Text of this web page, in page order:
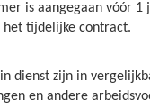
is aangegaan vóór 1
het tijdelijke contract.
dienst zijn in
en andere